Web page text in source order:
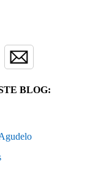
BLOG: